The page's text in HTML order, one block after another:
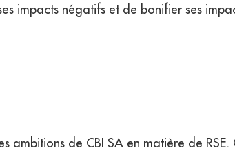
impacts négatifs et de bonifier ses
de CBI SA en matière de RSE.